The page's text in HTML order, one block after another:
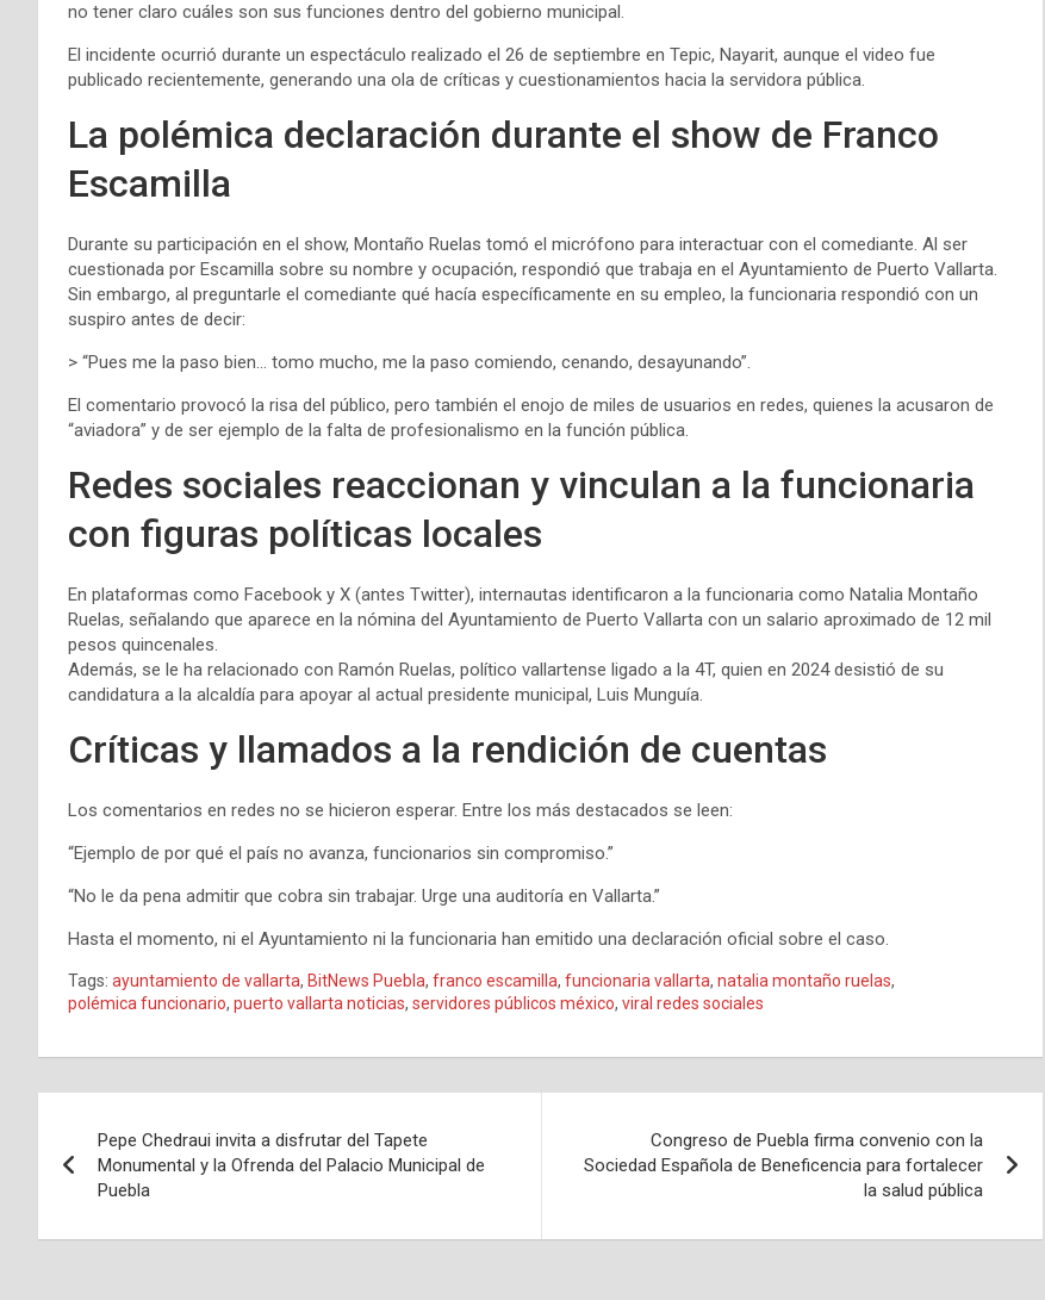
no tener claro cuáles son sus funciones dentro del gobierno municipal.
El incidente ocurrió durante un espectáculo realizado el 26 de septiembre en Tepic, Nayarit, aunque el video fue
publicado recientemente, generando una ola de críticas y cuestionamientos hacia la servidora pública.
La polémica declaración durante el show de Franco
Escamilla
Durante su participación en el show, Montaño Ruelas tomó el micrófono para interactuar con el comediante. Al ser
cuestionada por Escamilla sobre su nombre y ocupación, respondió que trabaja en el Ayuntamiento de Puerto Vallarta.
Sin embargo, al preguntarle el comediante qué hacía específicamente en su empleo, la funcionaria respondió con un
suspiro antes de decir:
> “Pues me la paso bien… tomo mucho, me la paso comiendo, cenando, desayunando”.
El comentario provocó la risa del público, pero también el enojo de miles de usuarios en redes, quienes la acusaron de
“aviadora” y de ser ejemplo de la falta de profesionalismo en la función pública.
Redes sociales reaccionan y vinculan a la funcionaria
con figuras políticas locales
En plataformas como Facebook y X (antes Twitter), internautas identificaron a la funcionaria como Natalia Montaño
Ruelas, señalando que aparece en la nómina del Ayuntamiento de Puerto Vallarta con un salario aproximado de 12 mil
pesos quincenales.
Además, se le ha relacionado con Ramón Ruelas, político vallartense ligado a la 4T, quien en 2024 desistió de su
candidatura a la alcaldía para apoyar al actual presidente municipal, Luis Munguía.
Críticas y llamados a la rendición de cuentas
Los comentarios en redes no se hicieron esperar. Entre los más destacados se leen:
“Ejemplo de por qué el país no avanza, funcionarios sin compromiso.”
“No le da pena admitir que cobra sin trabajar. Urge una auditoría en Vallarta.”
Hasta el momento, ni el Ayuntamiento ni la funcionaria han emitido una declaración oficial sobre el caso.
Tags: ayuntamiento de vallarta, BitNews Puebla, franco escamilla, funcionaria vallarta, natalia montaño ruelas,
polémica funcionario, puerto vallarta noticias, servidores públicos méxico, viral redes sociales
de
Pepe Chedraui invita a disfrutar del Tapete
Monumental y la Ofrenda del Palacio Municipal de
Puebla
Congreso de Puebla firma convenio con la
Sociedad Española de Beneficencia para fortalecer
la salud pública